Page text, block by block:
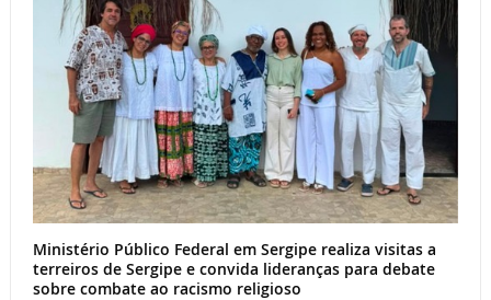
Ministério Público Federal em Sergipe realiza visitas a
terreiros de Sergipe e convida lideranças para debate
sobre combate ao racismo religioso